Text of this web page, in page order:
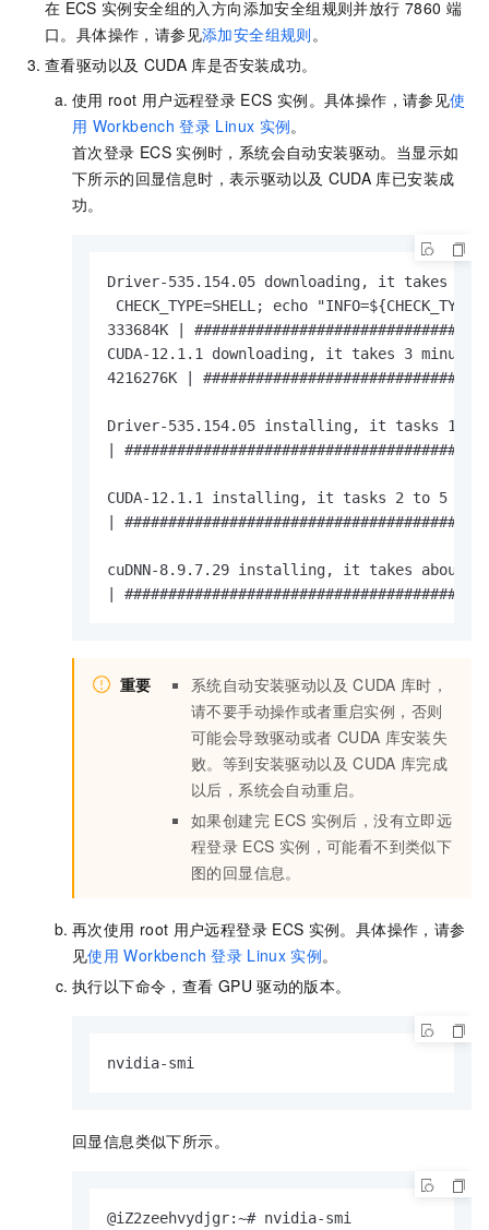
在 ECS 实例安全组的入方向添加安全组规则并放行 7860 端
口。具体操作，请参见添加安全组规则 。
查看驱动以及 CUDA 库是否安装成功。
使用 root 用户远程登录 ECS 实例。具体操作，请参见使
用 Workbench 登录 Linux 实例。
首次登录 ECS 实例时，系统会自动安装驱动。当显示如
下所示的回显信息时，表示驱动以及 CUDA 库已安装成
功。
Driver-535.154.05 downloading, it takes 30
CHECK_TYPE=SHELL; echo
333684K |
CUDA-12.1.1 downloading, it takes 3
4216276K |
Driver-535.154.05 installing, it tasks 1 to
|
CUDA-12.1.1 installing, it tasks 2 to 5
|
cuDNN-8.9.7.29 installing, it takes about
|
重要 系统自动安装驱动以及 CUDA 库时，
请不要手动操作或者重启实例，否则
可能会导致驱动或者 CUDA 库安装失
败。等到安装驱动以及 CUDA 库完成
以后，系统会自动重启。
如果创建完 ECS 实例后，没有立即远
程登录 ECS 实例，可能看不到类似下
图的回显信息。
再次使用 root 用户远程登录 ECS 实例。具体操作，请参
见使用 Workbench 登录 Linux 实例。
执行以下命令，查看 GPU 驱动的版本。
nvidia-smi
回显信息类似下所示。
@iZ2zeehvydjgr:~# nvidia-smi